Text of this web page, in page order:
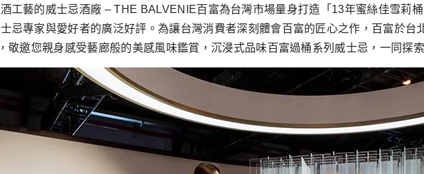
工藝的威士忌酒廠 – THE BALVENIE百富為台灣市場量身打造「13年蜜絲佳雪莉
忌專家與愛好者的廣泛好評。為讓台灣消費者深刻體會百富的匠心之作，百富於
敬邀您親身感受藝廊般的美感風味鑑賞，沉浸式品味百富過桶系列威士忌，一同探